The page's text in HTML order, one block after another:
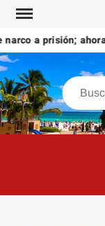
Saltar
contenidoa prisión; ahora
Buscar